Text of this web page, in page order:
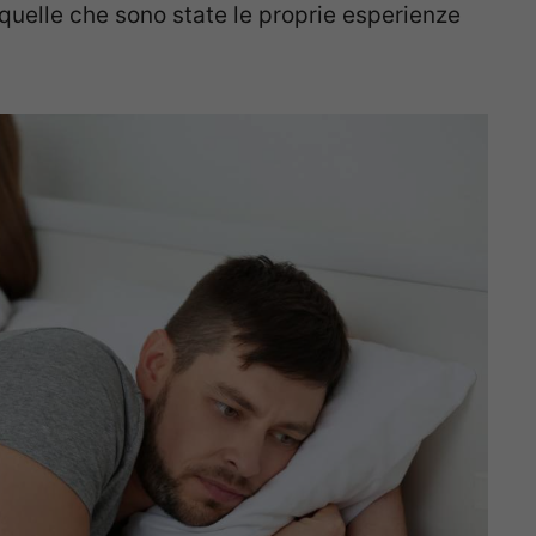
che sono state le proprie esperienze